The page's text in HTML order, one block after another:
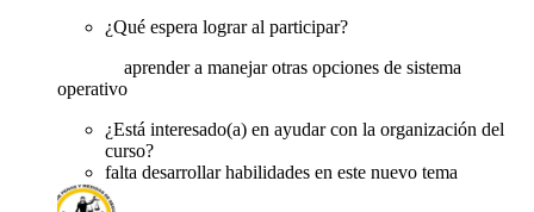
¿Qué espera lograr al participar?
aprender a manejar otras opciones de sistema
operativo
¿Está interesado(a) en ayudar con la organización del
curso?
falta desarrollar habilidades en este nuevo tema